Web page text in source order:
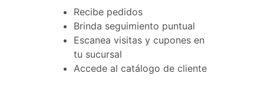
Recibe pedidos
Brinda seguimiento puntual
Escanea visitas y cupones en
tu sucursal
Accede al catálogo de cliente